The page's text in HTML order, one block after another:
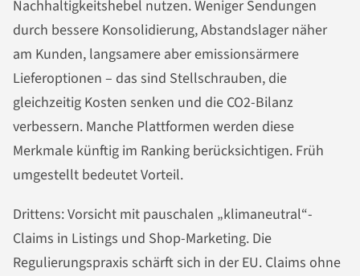
Nachhaltigkeitshebel nutzen. Weniger Sendungen
durch bessere Konsolidierung, Abstandslager näher
am Kunden, langsamere aber emissionsärmere
Lieferoptionen – das sind Stellschrauben, die
gleichzeitig Kosten senken und die CO2-Bilanz
verbessern. Manche Plattformen werden diese
Merkmale künftig im Ranking berücksichtigen. Früh
umgestellt bedeutet Vorteil.
Drittens: Vorsicht mit pauschalen „klimaneutral“-
Claims in Listings und Shop-Marketing. Die
Regulierungspraxis schärft sich in der EU. Claims ohne